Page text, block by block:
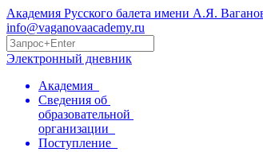
Академия Русского балета имени А.Я.
info@vaganovaacademy.ru
Электронный дневник
Академия
Сведения об
образовательной
организации
Поступление